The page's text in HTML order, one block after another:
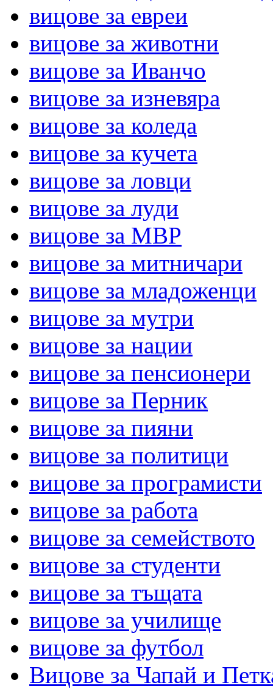
вицове за евреи
вицове за животни
вицове за Иванчо
вицове за изневяра
вицове за коледа
вицове за кучета
вицове за ловци
вицове за луди
вицове за МВР
вицове за митничари
вицове за младоженци
вицове за мутри
вицове за нации
вицове за пенсионери
вицове за Перник
вицове за пияни
вицове за политици
вицове за програмисти
вицове за работа
вицове за семейството
вицове за студенти
вицове за тъщата
вицове за училище
вицове за футбол
Вицове за Чапай и